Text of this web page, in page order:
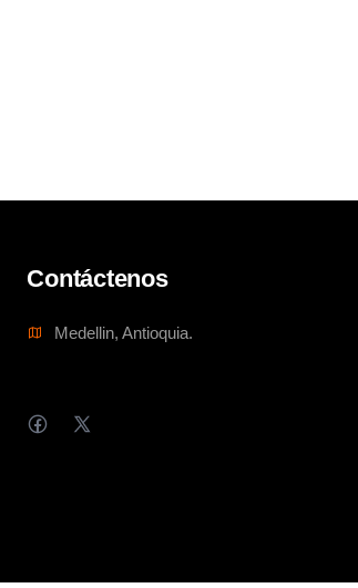
Contáctenos
Medellin, Antioquia.